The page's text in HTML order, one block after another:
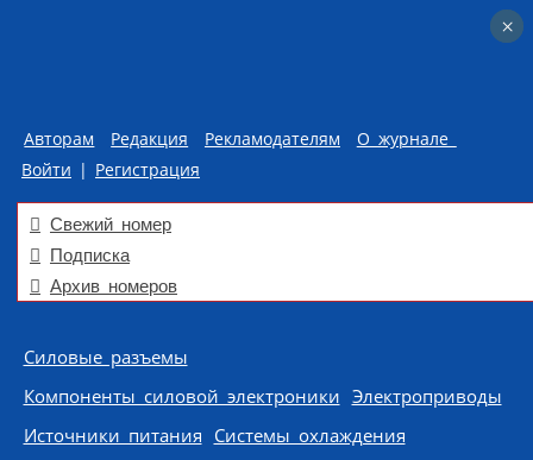
Авторам Редакция Рекламодателям
О журнале
Войти | Регистрация
Свежий номер
Подписка
Архив номеров
Skip to content
Силовые разъемы
Компоненты силовой электроники Электроприводы
Источники питания Системы охлаждения
×
×